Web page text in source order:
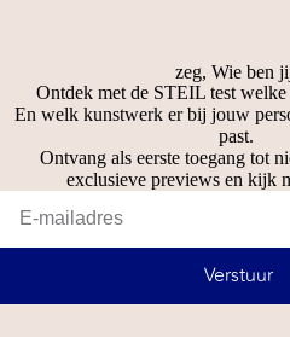
zeg, Wie ben
Ontdek met de STEIL test
En welk kunstwerk er bij jouw
past.
Ontvang als eerste toegang tot
exclusieve previews en kijk
Verstuur